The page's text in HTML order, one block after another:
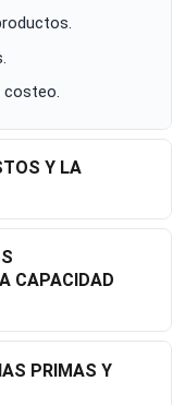
costeo.
CAPACIDAD